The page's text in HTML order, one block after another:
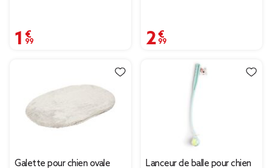
1,99 € 2,99 €
Galette pour chien ovale
Lanceur de balle pour chien